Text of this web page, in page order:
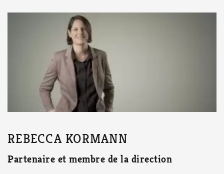
REBECCA KORMANN
Partenaire et membre de la direction